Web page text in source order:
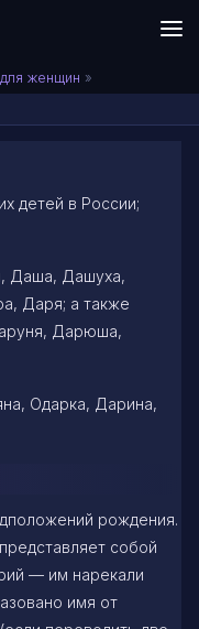
женщин »
детей в России;
Даша, Дашуха,
Даря; а также
Дарюша,
Одарка, Дарина,
рождения.
собой
— им нарекали
имя от